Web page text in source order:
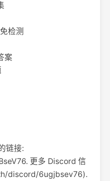
检测
案
链接:
更多 Discord 信
discord/6ugjbsev76).